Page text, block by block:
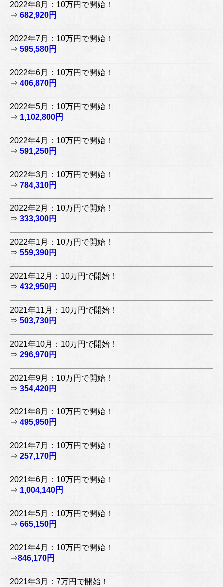
2022年8月：10万円で開始！
⇒ 682,920円
2022年7月：10万円で開始！
⇒ 595,580円
2022年6月：10万円で開始！
⇒ 406,870円
2022年5月：10万円で開始！
⇒ 1,102,800円
2022年4月：10万円で開始！
⇒ 591,250円
2022年3月：10万円で開始！
⇒ 784,310円
2022年2月：10万円で開始！
⇒ 333,300円
2022年1月：10万円で開始！
⇒ 559,390円
2021年12月：10万円で開始！
⇒ 432,950円
2021年11月：10万円で開始！
⇒ 503,730円
2021年10月：10万円で開始！
⇒ 296,970円
2021年9月：10万円で開始！
⇒ 354,420円
2021年8月：10万円で開始！
⇒ 495,950円
2021年7月：10万円で開始！
⇒ 257,170円
2021年6月：10万円で開始！
⇒ 1,004,140円
2021年5月：10万円で開始！
⇒ 665,150円
2021年4月：10万円で開始！
⇒846,170円
2021年3月：7万円で開始！